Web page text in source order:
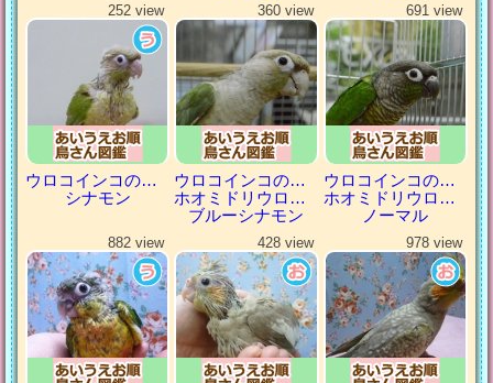
252 view
ウロコインコの仲間
シナモン
360 view
ウロコインコの仲間
ホオミドリウロコインコ
ブルーシナモン
691 view
ウロコインコの仲間
ホオミドリウロコインコ
ノーマル
882 view 428 view 978 view